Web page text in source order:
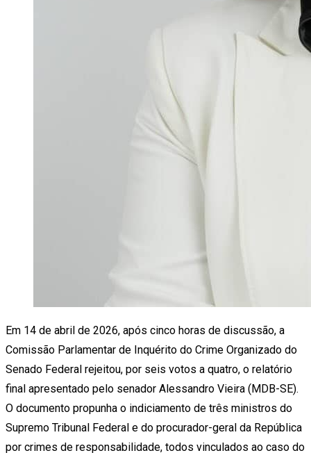
Em 14 de abril de 2026, após cinco horas de discussão, a
Comissão Parlamentar de Inquérito do Crime Organizado do
Senado Federal rejeitou, por seis votos a quatro, o relatório
final apresentado pelo senador Alessandro Vieira (MDB-SE).
O documento propunha o indiciamento de três ministros do
Supremo Tribunal Federal e do procurador-geral da República
por crimes de responsabilidade, todos vinculados ao caso do